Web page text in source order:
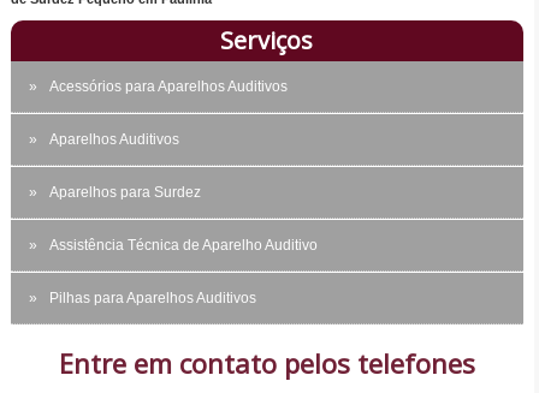
Serviços
Acessórios para Aparelhos Auditivos
Aparelhos Auditivos
Aparelhos para Surdez
Assistência Técnica de Aparelho Auditivo
Pilhas para Aparelhos Auditivos
Entre em contato pelos telefones